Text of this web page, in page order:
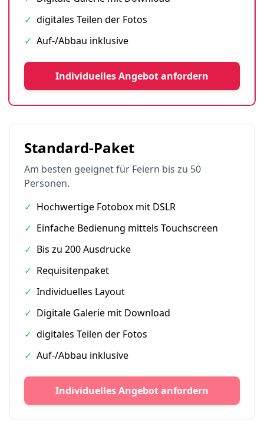
✓ digitales Teilen der Fotos
✓ Auf-/Abbau inklusive
Individuelles Angebot anfordern
Standard-Paket
Am besten geeignet für Feiern bis zu 50
Personen.
✓ Hochwertige Fotobox mit DSLR
✓ Einfache Bedienung mittels Touchscreen
✓ Bis zu 200 Ausdrucke
✓ Requisitenpaket
✓ Individuelles Layout
✓ Digitale Galerie mit Download
✓ digitales Teilen der Fotos
✓ Auf-/Abbau inklusive
Individuelles Angebot anfordern